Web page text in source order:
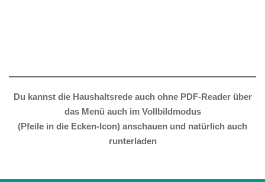
Du kannst die Haushaltsrede auch ohne PDF-Reader über
das Menü auch im Vollbildmodus
(Pfeile in die Ecken-Icon) anschauen und natürlich auch
runterladen